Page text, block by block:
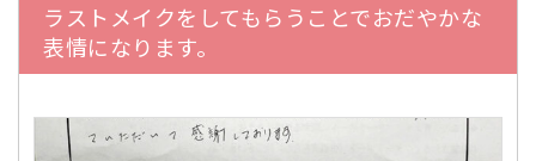
ラストメイクをしてもらうことでおだやかな
表情になります。